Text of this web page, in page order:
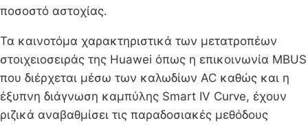
ποσοστό αστοχίας.
Τα καινοτόμα χαρακτηριστικά των μετατροπέων
στοιχειοσειράς της Huawei όπως η επικοινωνία MBUS
που διέρχεται μέσω των καλωδίων AC καθώς και η
έξυπνη διάγνωση καμπύλης Smart IV Curve, έχουν
ριζικά αναβαθμίσει τις παραδοσιακές μεθόδους